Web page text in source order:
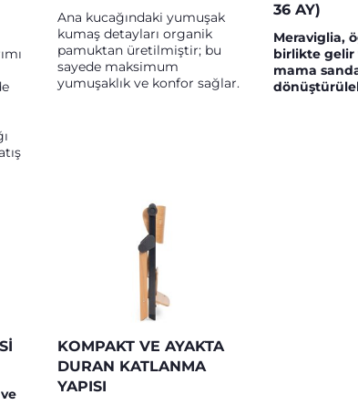
Ana kucağındaki yumuşak
kumaş detayları organik
pamuktan üretilmiştir; bu
sayede maksimum
yumuşaklık ve konfor sağlar.
36 AY)
Meraviglia,
birlikte gelir
mama
KOMPAKT VE AYAKTA
DURAN KATLANMA
YAPISI